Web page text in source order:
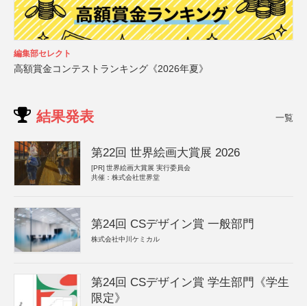
編集部セレクト
高額賞金コンテストランキング《2026年夏》
結果発表 一覧
第22回 世界絵画大賞展 2026
[PR] 世界絵画大賞展 実行委員会
共催：株式会社世界堂
第24回 CSデザイン賞 一般部門
株式会社中川ケミカル
第24回 CSデザイン賞 学生部門《学生
限定》